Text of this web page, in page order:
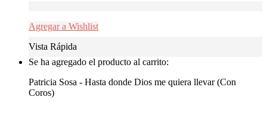
Agregar a Wishlist
Vista Rápida
Se ha agregado el producto al carrito:
Patricia Sosa - Hasta donde Dios me quiera llevar (Con
Coros)